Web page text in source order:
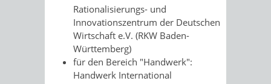
Rationalisierungs- und
Innovationszentrum der Deutschen
Wirtschaft e.V. (RKW Baden-
Württemberg)
für den Bereich "Handwerk":
Handwerk International